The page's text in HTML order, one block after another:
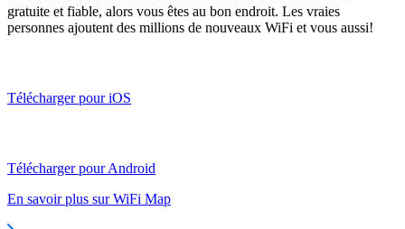
gratuite et fiable, alors vous êtes au bon endroit. Les vraies
personnes ajoutent des millions de nouveaux WiFi et vous aussi!
Télécharger pour iOS
Télécharger pour Android
En savoir plus sur WiFi Map